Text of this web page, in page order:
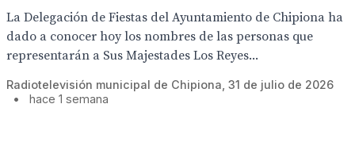
La Delegación de Fiestas del Ayuntamiento de Chipiona ha
dado a conocer hoy los nombres de las personas que
representarán a Sus Majestades Los Reyes...
Radiotelevisión municipal de Chipiona, 31 de julio de 2026
•
hace 1 semana